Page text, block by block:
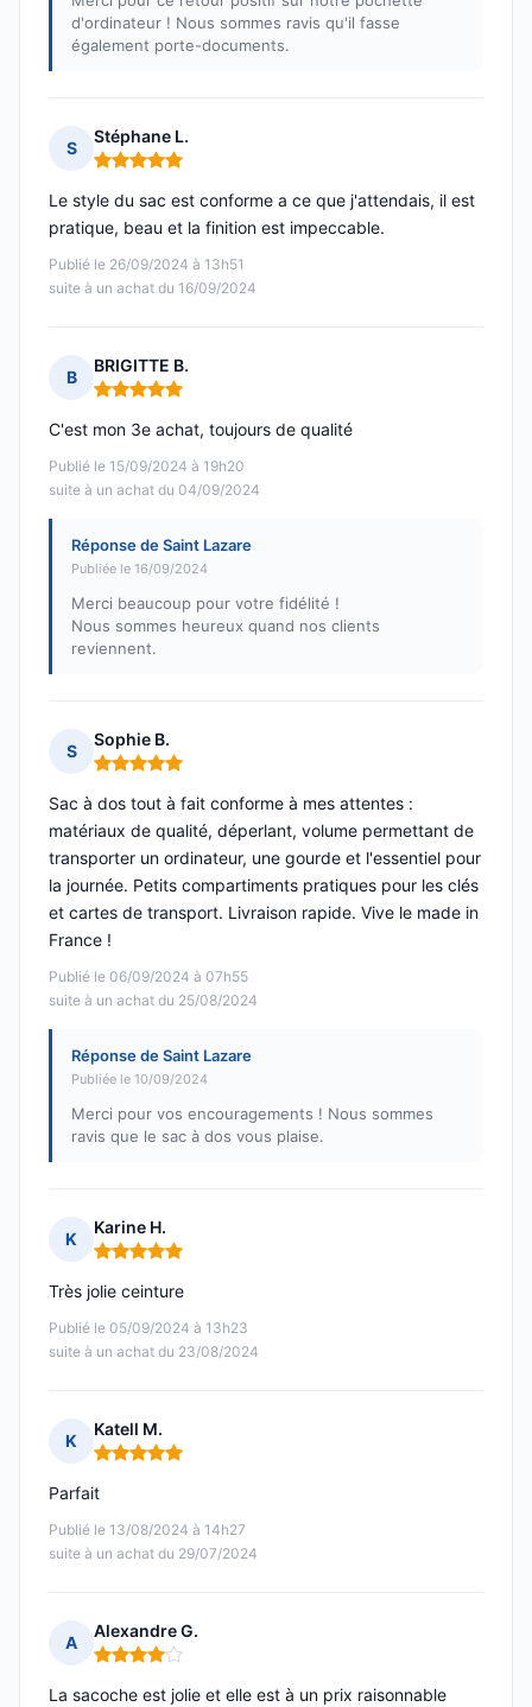
d'ordinateur ! Nous sommes ravis qu'il fasse
également porte-documents.
S
Stéphane L.
Note : 5 sur 5
Publié le 26/09/2024 à 13h51
suite à un achat du 16/09/2024
Le style du sac est conforme a ce que j'attendais, il est
pratique, beau et la finition est impeccable.
B
BRIGITTE B.
Note : 5 sur 5
Publié le 15/09/2024 à 19h20
suite à un achat du 04/09/2024
C'est mon 3e achat, toujours de qualité
Réponse de Saint Lazare
Publiée le 16/09/2024
Merci beaucoup pour votre fidélité !
Nous sommes heureux quand nos clients
reviennent.
S
Sophie B.
Note : 5 sur 5
Publié le 06/09/2024 à 07h55
suite à un achat du 25/08/2024
Sac à dos tout à fait conforme à mes attentes :
matériaux de qualité, déperlant, volume permettant de
transporter un ordinateur, une gourde et l'essentiel pour
la journée. Petits compartiments pratiques pour les clés
et cartes de transport. Livraison rapide. Vive le made in
France !
Réponse de Saint Lazare
Publiée le 10/09/2024
Merci pour vos encouragements ! Nous sommes
ravis que le sac à dos vous plaise.
K
Karine H.
Note : 5 sur 5
Publié le 05/09/2024 à 13h23
suite à un achat du 23/08/2024
Très jolie ceinture
K
Katell M.
Note : 5 sur 5
Publié le 13/08/2024 à 14h27
suite à un achat du 29/07/2024
Parfait
A
Alexandre G.
Note : 4 sur 5
La sacoche est jolie et elle est à un prix raisonnable